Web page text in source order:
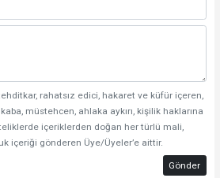
rahatsız edici, hakaret ve küfür içeren,
müstehcen, ahlaka aykırı, kişilik haklarına
içeriklerden doğan her türlü mali,
içeriği gönderen Üye/Üyeler’e aittir.
Gönder